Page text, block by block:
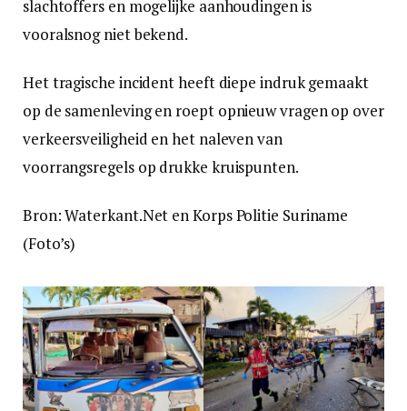
slachtoffers en mogelijke aanhoudingen is
vooralsnog niet bekend.
Het tragische incident heeft diepe indruk gemaakt
op de samenleving en roept opnieuw vragen op over
verkeersveiligheid en het naleven van
voorrangsregels op drukke kruispunten.
Bron: Waterkant.Net en Korps Politie Suriname
(Foto’s)